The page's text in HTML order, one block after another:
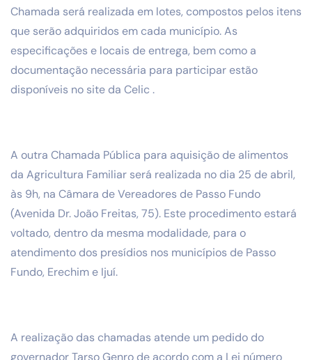
Chamada será realizada em lotes, compostos pelos itens
que serão adquiridos em cada município. As
especificações e locais de entrega, bem como a
documentação necessária para participar estão
disponíveis no site da Celic .
A outra Chamada Pública para aquisição de alimentos
da Agricultura Familiar será realizada no dia 25 de abril,
às 9h, na Câmara de Vereadores de Passo Fundo
(Avenida Dr. João Freitas, 75). Este procedimento estará
voltado, dentro da mesma modalidade, para o
atendimento dos presídios nos municípios de Passo
Fundo, Erechim e Ijuí.
A realização das chamadas atende um pedido do